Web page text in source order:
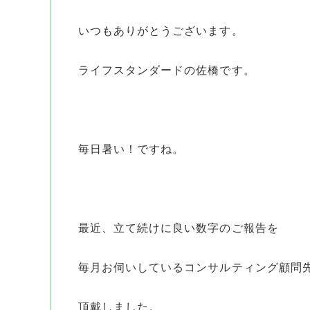
いつもありがとうございます。
ライフスタンダードの佐橋です。
毎日暑い！ですね。
最近、立て続けに良い数字のご報告を
毎月お伺いしているコンサルティング顧問
頂戴しました。